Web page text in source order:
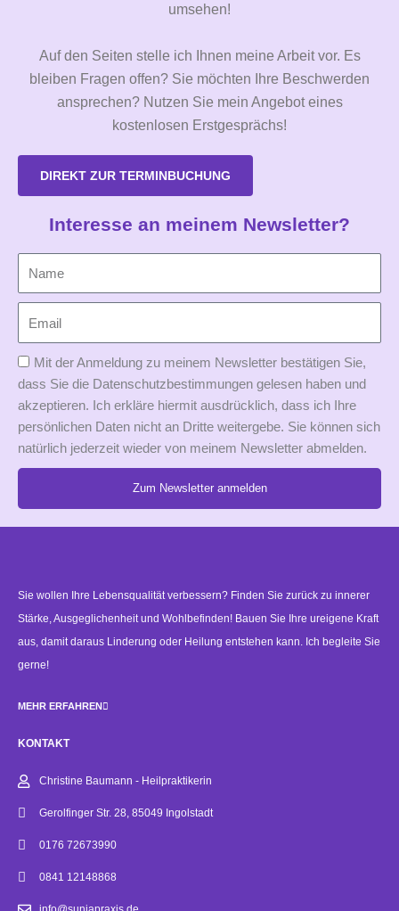
umsehen!
Auf den Seiten stelle ich Ihnen meine Arbeit vor. Es
bleiben Fragen offen? Sie möchten Ihre Beschwerden
ansprechen? Nutzen Sie mein Angebot eines
kostenlosen Erstgesprächs!
DIREKT ZUR TERMINBUCHUNG
Interesse an meinem Newsletter?
Mit der Anmeldung zu meinem Newsletter bestätigen Sie,
dass Sie die Datenschutzbestimmungen gelesen haben und
akzeptieren. Ich erkläre hiermit ausdrücklich, dass ich Ihre
persönlichen Daten nicht an Dritte weitergebe. Sie können sich
natürlich jederzeit wieder von meinem Newsletter abmelden.
Zum Newsletter anmelden
Sie wollen Ihre Lebensqualität verbessern? Finden Sie zurück zu innerer
Stärke, Ausgeglichenheit und Wohlbefinden! Bauen Sie Ihre ureigene Kraft
aus, damit daraus Linderung oder Heilung entstehen kann. Ich begleite Sie
gerne!
MEHR ERFAHREN
KONTAKT
Christine Baumann - Heilpraktikerin
Gerolfinger Str. 28, 85049 Ingolstadt
0176 72673990
0841 12148868